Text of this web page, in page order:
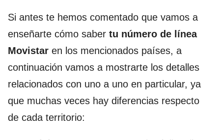
Si antes te hemos comentado que vamos a
enseñarte cómo saber tu número de línea
Movistar en los mencionados países, a
continuación vamos a mostrarte los detalles
relacionados con uno a uno en particular, ya
que muchas veces hay diferencias respecto
de cada territorio: